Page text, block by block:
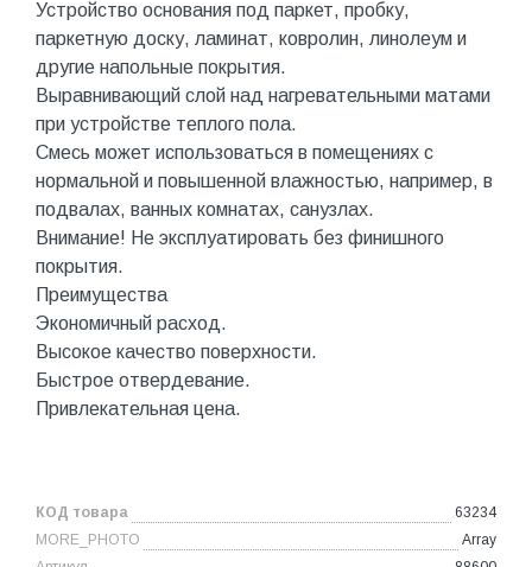
Устройство основания под паркет, пробку,
паркетную доску, ламинат, ковролин, линолеум и
другие напольные покрытия.
Выравнивающий слой над нагревательными матами
при устройстве теплого пола.
Смесь может использоваться в помещениях с
нормальной и повышенной влажностью, например, в
подвалах, ванных комнатах, санузлах.
Внимание! Не эксплуатировать без финишного
покрытия.
Преимущества
Экономичный расход.
Высокое качество поверхности.
Быстрое отвердевание.
Привлекательная цена.
КОД товара
63234
MORE_PHOTO
Array